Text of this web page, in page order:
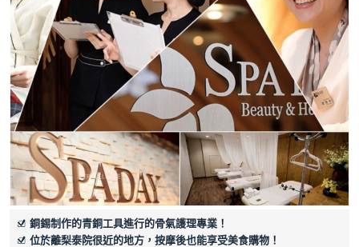
銅錫制作的青銅工具進行的骨氣護理專業！
位於離梨泰院很近的地方，按摩後也能享受美食購物！